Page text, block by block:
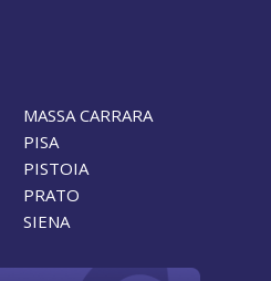
MASSA CARRARA
PISA
PISTOIA
PRATO
SIENA